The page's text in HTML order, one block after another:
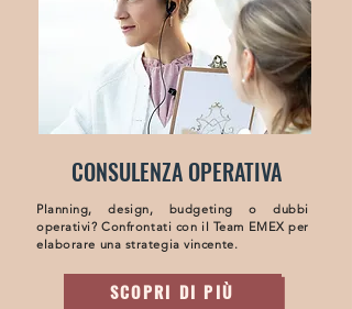
CONSULENZA OPERATIVA
Planning, design, budgeting o dubbi
operativi? Confrontati con il Team EMEX per
elaborare una strategia vincente.
SCOPRI DI PIÙ